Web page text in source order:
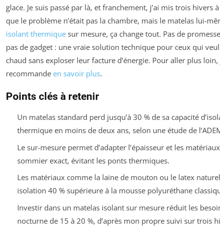
glace. Je suis passé par là, et franchement, j’ai mis trois hivers
que le problème n’était pas la chambre, mais le matelas lui-
isolant thermique sur mesure, ça change tout. Pas de
pas de gadget : une vraie solution technique pour ceux qui
chaud sans exploser leur facture d’énergie. Pour aller plus loin,
recommande en savoir plus.
Points clés à retenir
Un matelas standard perd jusqu’à 30 % de sa capacité
thermique en moins de deux ans, selon une étude de
Le sur-mesure permet d’adapter l’épaisseur et les
sommier exact, évitant les ponts thermiques.
Les matériaux comme la laine de mouton ou le latex
isolation 40 % supérieure à la mousse polyuréthane
Investir dans un matelas isolant sur mesure réduit les
nocturne de 15 à 20 %, d’après mon propre suivi sur trois